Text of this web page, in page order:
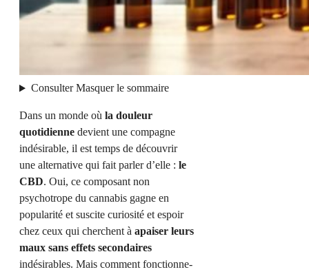
ConsulterMasquerle sommaire
Dans un monde où la douleur
quotidienne devient une compagne
indésirable, il est temps de découvrir
une alternative qui fait parler d’elle : le
CBD. Oui, ce composant non
psychotrope du cannabis gagne en
popularité et suscite curiosité et espoir
chez ceux qui cherchent à apaiser leurs
maux sans effets secondaires
indésirables. Mais comment fonctionne-